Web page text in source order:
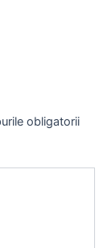
obligatorii